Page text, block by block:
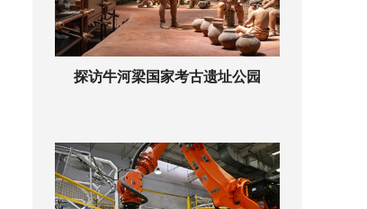
探访牛河梁国家考古遗址公园